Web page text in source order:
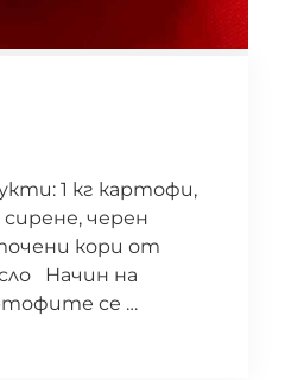
1 кг картофи,
сирене, черен
кори от
Начин на
се …